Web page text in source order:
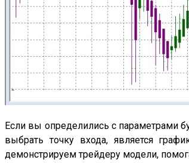
Если вы определились с параметрами
выбрать точку входа, является
демонстрируем трейдеру модели,